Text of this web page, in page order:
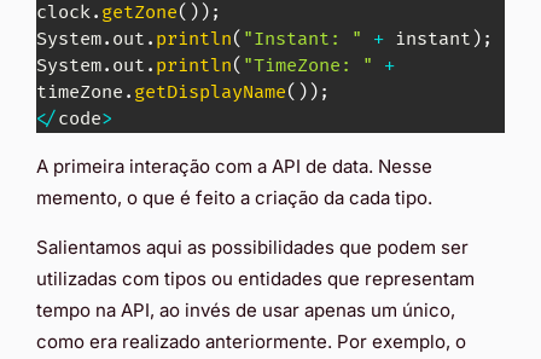
clock. getZone( ) ) ;
System. out . println( "Instant: " + instant ) ;
System. out . println( "TimeZone: "
+
timeZone . getDisplayName( ) ) ;
</code>
A primeira interação com a API de data. Nesse
memento, o que é feito a criação da cada tipo.
Salientamos aqui as possibilidades que podem ser
utilizadas com tipos ou entidades que representam
tempo na API, ao invés de usar apenas um único,
como era realizado anteriormente. Por exemplo, o